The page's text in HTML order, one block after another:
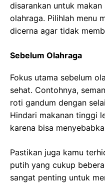
disarankan untuk
olahraga. Pilihlah menu
dicerna agar tidak
Sebelum Olahraga
Fokus utama sebelum
sehat. Contohnya,
roti gandum dengan
Hindari makanan tinggi
karena bisa
Pastikan juga kamu
putih yang cukup
sangat penting untuk